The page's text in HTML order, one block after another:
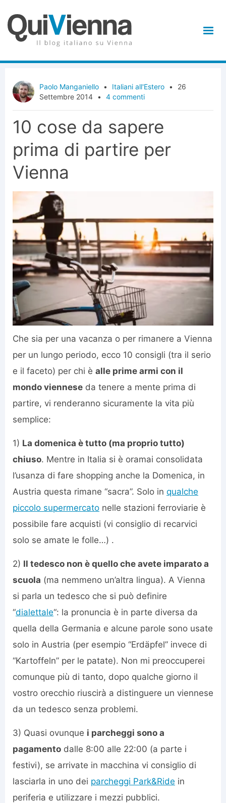
Paolo Manganiello • Italiani all'Estero •
26
Settembre 2014 • 4 commenti
10 cose da sapere
prima di partire per
Vienna
Che sia per una vacanza o per rimanere a Vienna
per un lungo periodo, ecco 10 consigli (tra il serio
e il faceto) per chi è alle prime armi con il
mondo viennese da tenere a mente prima di
partire, vi renderanno sicuramente la vita più
semplice:
1) La domenica è tutto (ma proprio tutto)
chiuso. Mentre in Italia si è oramai consolidata
l’usanza di fare shopping anche la Domenica, in
Austria questa rimane “sacra”. Solo in qualche
piccolo supermercato nelle stazioni ferroviarie è
possibile fare acquisti (vi consiglio di recarvici
solo se amate le folle…) .
2) Il tedesco non è quello che avete imparato a
scuola (ma nemmeno un’altra lingua). A Vienna
si parla un tedesco che si può definire
“dialettale“: la pronuncia è in parte diversa da
quella della Germania e alcune parole sono usate
solo in Austria (per esempio “Erdäpfel” invece di
“Kartoffeln” per le patate). Non mi preoccuperei
comunque più di tanto, dopo qualche giorno il
vostro orecchio riuscirà a distinguere un viennese
da un tedesco senza problemi.
3) Quasi ovunque i parcheggi sono a
pagamento dalle 8:00 alle 22:00 (a parte i
festivi), se arrivate in macchina vi consiglio di
lasciarla in uno dei parcheggi Park&Ride in
periferia e utilizzare i mezzi pubblici.